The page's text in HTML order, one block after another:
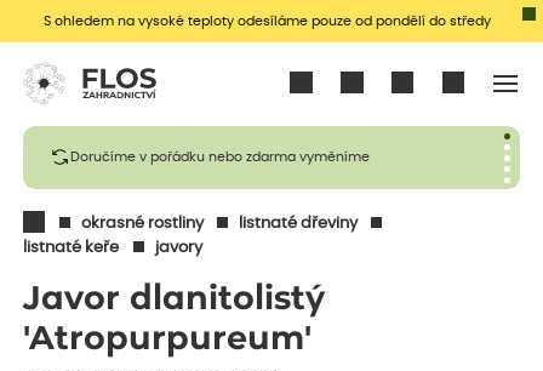
S ohledem na vysoké teploty odesíláme pouze od pondělí do středy
Doručíme v pořádku nebo zdarma vyměníme
okrasné rostliny
listnaté dřeviny
listnaté keře
javory
Javor dlanitolistý
'Atropurpureum'